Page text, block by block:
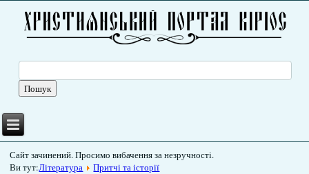
Сайт зачинений. Просимо вибачення за незручності.
Ви тут:Література Притчі та історії